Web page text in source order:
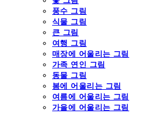
풍수 그림
식물 그림
큰 그림
여행 그림
매장에 어울리는 그림
가족 연인 그림
동물 그림
봄에 어울리는 그림
여름에 어울리는 그림
가을에 어울리는 그림